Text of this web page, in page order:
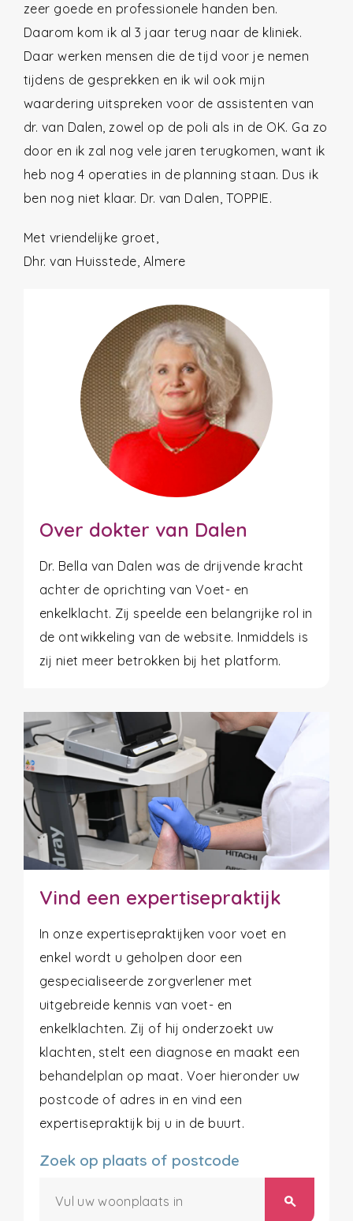
zeer goede en professionele handen ben.
Daarom kom ik al 3 jaar terug naar de kliniek.
Daar werken mensen die de tijd voor je nemen
tijdens de gesprekken en ik wil ook mijn
waardering uitspreken voor de assistenten van
dr. van Dalen, zowel op de poli als in de OK. Ga zo
door en ik zal nog vele jaren terugkomen, want ik
heb nog 4 operaties in de planning staan. Dus ik
ben nog niet klaar. Dr. van Dalen, TOPPIE.
Met vriendelijke groet,
Dhr. van Huisstede, Almere
Over dokter van Dalen
Dr. Bella van Dalen was de drijvende kracht
achter de oprichting van Voet- en
enkelklacht. Zij speelde een belangrijke rol in
de ontwikkeling van de website. Inmiddels is
zij niet meer betrokken bij het platform.
Vind een expertisepraktijk
In onze expertisepraktijken voor voet en
enkel wordt u geholpen door een
gespecialiseerde zorgverlener met
uitgebreide kennis van voet- en
enkelklachten. Zij of hij onderzoekt uw
klachten, stelt een diagnose en maakt een
behandelplan op maat. Voer hieronder uw
postcode of adres in en vind een
expertisepraktijk bij u in de buurt.
Zoek op plaats of postcode
search